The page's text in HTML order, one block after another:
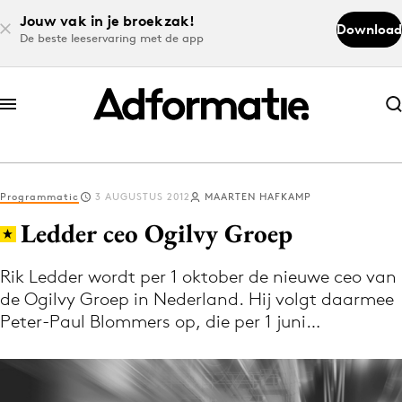
Jouw vak in je broekzak!
De beste leeservaring met de app
Download
Abonneer nu
Abonneer nu
Log in
Download de app
Volg het laatste nieuws via de Adformatie
Nieuws app
Programmatic 3 AUGUSTUS 2012 MAARTEN HAFKAMP
Ledder ceo Ogilvy Groep
Rik Ledder wordt per 1 oktober de nieuwe ceo van
de Ogilvy Groep in Nederland. Hij volgt daarmee
Peter-Paul Blommers op, die per 1 juni…